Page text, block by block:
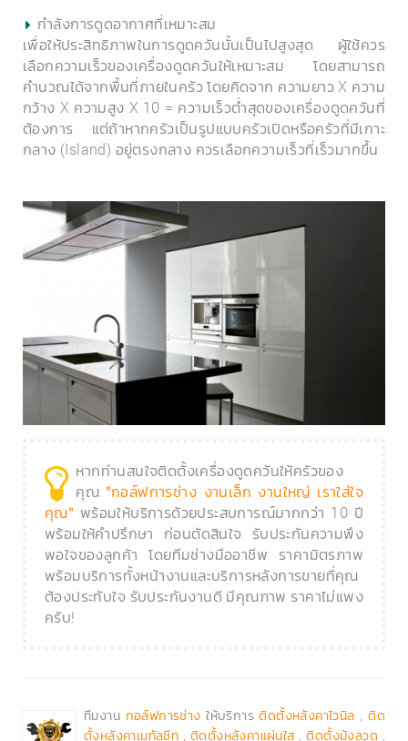
กำลังการดูดอากาศที่เหมาะสม
เพื่อให้ประสิทธิภาพในการดูดควันนั้นเป็นไปสูงสุด ผู้ใช้ควร
เลือกความเร็วของเครื่องดูดควันให้เหมาะสม โดยสามารถ
คำนวณได้จากพื้นที่ภายในครัว โดยคิดจาก ความยาว X ความ
กว้าง X ความสูง X 10 = ความเร็วต่ำสุดของเครื่องดูดควันที่
ต้องการ แต่ถ้าหากครัวเป็นรูปแบบครัวเปิดหรือครัวที่มีเกาะ
กลาง (Island) อยู่ตรงกลาง ควรเลือกความเร็วที่เร็วมากขึ้น
หากท่านสนใจติดตั้งเครื่องดูดควันให้ครัวของ
คุณ "กอล์ฟการช่าง งานเล็ก งานใหญ่ เราใส่ใจ
คุณ" พร้อมให้บริการด้วยประสบการณ์มากกว่า 10 ปี
พร้อมให้คำปรึกษา ก่อนตัดสินใจ รับประกันความพึง
พอใจของลูกค้า โดยทีมช่างมืออาชีพ ราคามิตรภาพ
พร้อมบริการทั้งหน้างานและบริการหลังการขายที่คุณ
ต้องประทับใจ รับประกันงานดี มีคุณภาพ ราคาไม่แพง
ครับ!
ทีมงาน กอล์ฟการช่าง ให้บริการติดตั้งหลังคาไวนิล ,ติด
ตั้งหลังคาเมทัลชีท , ติดตั้งหลังคาแผ่นใส ,ติดตั้งมุ้งลวด ,